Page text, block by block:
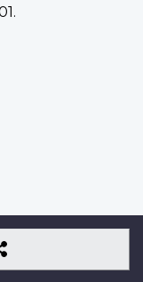
Suivez-
nous